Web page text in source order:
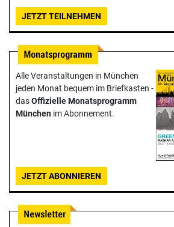
JETZT TEILNEHMEN
Alle Veranstaltungen in München
jeden Monat bequem im Briefkasten -
dasOffizielle Monats­programm
München im Abonnement.
JETZT ABONNIEREN